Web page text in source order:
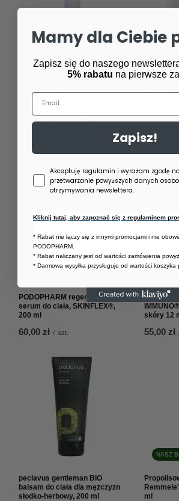
CHWILOWO NIEDOSTĘPNY
BACK TO COMFORT Fresh-y
Wielozadaniowy balsam do
55,00 zł / szt.
Najniższa cena produktu w
okresie 30 dni przed
Cena regularna:
krem do
60,00 zł
PODOPHARM regenerujące
serum do ciała, SKINFLEX®,
200 ml
60,00 zł / szt.
skóry 12
55,00 zł
peclavus gentleman BIO
balsam do ciała dla mężczyzn
słodko-herbowy, 200 ml
NASZ
ml
Mamy dla Ciebie
Zapisz się do naszego
5% rabatu na pierwsze
Email
Zapisz!
Zgoda newsletter
Akceptuję regulamin i wyrażam zgodę na
przetwarzanie powyższych danych
otrzymywania newslettera.
Kliknij tutaj, aby zapoznać się z regulaminem
* Rabat nie łączy się z innymi promocjami i nie
PODOPHARM.
* Rabat naliczany jest od wartości zamówienia
* Darmowa wysyłka przysługuje od wartości koszyka